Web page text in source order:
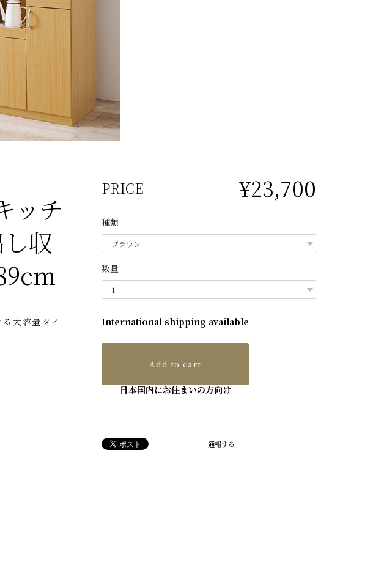
ッチ
収
大容量タイ
PRICE ¥23,700
種類
数量
International shipping available
Add to cart
日本国内にお住まいの方向け
通報する